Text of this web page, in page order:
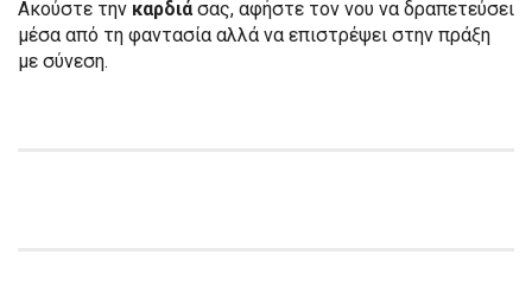
Ακούστε την καρδιάσας, αφήστε τον νου να δραπετεύσει
μέσα από τη φαντασία αλλά να επιστρέψει στην πράξη
με σύνεση.